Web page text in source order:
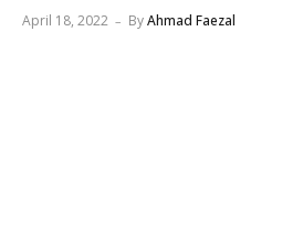
April 18, 2022 ByAhmad Faezal